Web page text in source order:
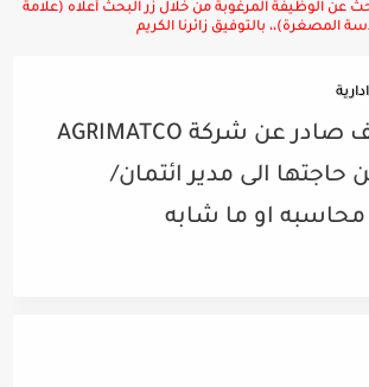
عن الوظيفة المرغوبة من خلال زر البحث أعلاه (علامة
المصغرة)،، بالتوفيق زائرنا الكريم
اعلان توظيف صادر عن شركة AGRIMATCO
حاجتها الى مدير ائتمان/
محاسبه او ما شابه